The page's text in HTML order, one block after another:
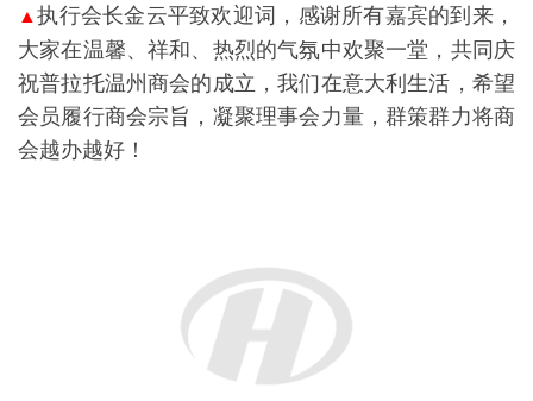
▲执行会长金云平致欢迎词，感谢所有嘉宾的到来，
大家在温馨、祥和、热烈的气氛中欢聚一堂，共同庆
祝普拉托温州商会的成立，我们在意大利生活，希望
会员履行商会宗旨，凝聚理事会力量，群策群力将商
会越办越好！